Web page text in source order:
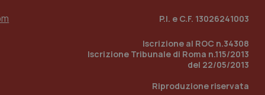
P.I. e C.F. 13026241003
Iscrizione al ROC n.34308
Iscrizione Tribunale di Roma n.115/2013
del 22/05/2013
Riproduzione riservata